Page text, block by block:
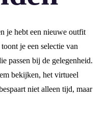
je hebt een nieuwe outfit
je een selectie van
passen bij de gelegenheid.
bekijken, het virtueel
niet alleen tijd, maar